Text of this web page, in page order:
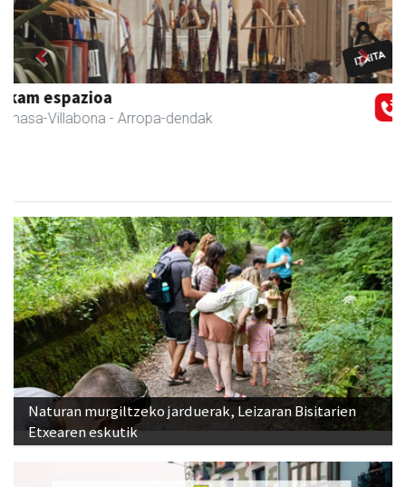
Sahatsa belar-denda eta dietetika zentrua
Amasa-Villabona - Belar-denda
Previous Next
Naturan murgiltzeko jarduerak, Leizaran Bisitarien
Etxearen eskutik